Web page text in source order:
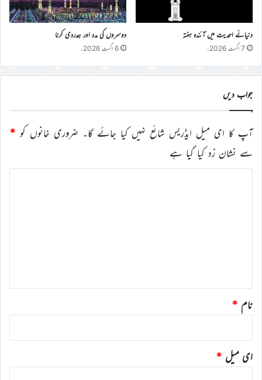
دنیائے احمدیت میں آئندہ ہفتہ
7 اگست 2026ء
دوسروں کی مدد اور ہمدردی کرنا
6 اگست 2026ء
جواب دیں
آپ کا ای میل ایڈریس شائع نہیں کیا جائے گا۔ ضروری خانوں کو *
سے نشان زد کیا گیا ہے
نام *
ای میل *